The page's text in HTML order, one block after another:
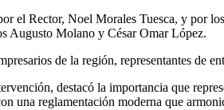
el Rector, Noel Morales Tuesca, y por
Augusto Molano y César Omar López.
de la región, representantes de
destacó la importancia que
una reglamentación moderna que